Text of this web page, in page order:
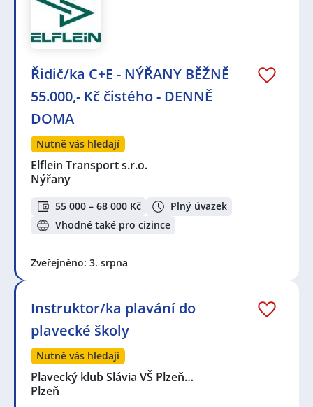
Řidič/ka C+E - NÝŘANY BĚŽNĚ
55.000,- Kč čistého - DENNĚ
DOMA
Nutně vás hledají
Elflein Transport s.r.o.
Nýřany
55 000 – 68 000 Kč
Plný úvazek
Vhodné také pro cizince
Zveřejněno: 3. srpna
Instruktor/ka plavání do
plavecké školy
Nutně vás hledají
Plavecký klub Slávia VŠ Plzeň…
Plzeň